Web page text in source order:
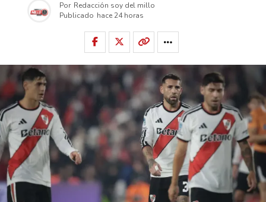
Por Redacción soy del millo
Publicado hace 24 horas